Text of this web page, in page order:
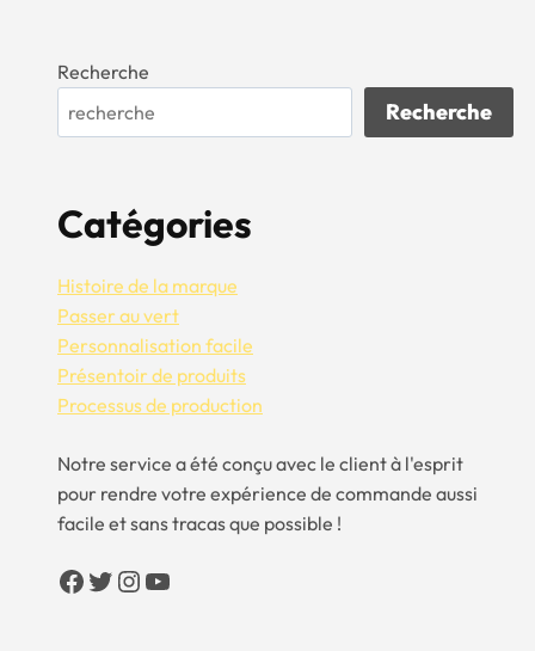
Recherche
Recherche
Catégories
Histoire de la marque
Passer au vert
Personnalisation facile
Présentoir de produits
Processus de production
Notre service a été conçu avec le client à l'esprit
pour rendre votre expérience de commande aussi
facile et sans tracas que possible !
Facebook Twitter Instagram YouTube